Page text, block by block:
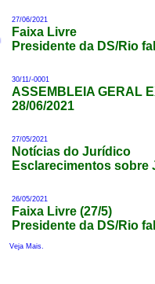
27/06/2021
Faixa Livre
Presidente da DS/Rio
30/11/-0001
ASSEMBLEIA GERAL
28/06/2021
27/05/2021
Notícias do Jurídico
Esclarecimentos sobre
26/05/2021
Faixa Livre (27/5)
Presidente da DS/Rio
Veja Mais.